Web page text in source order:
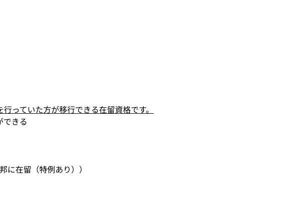
行っていた方が移行できる在留資格です。
できる
在留（特例あり））